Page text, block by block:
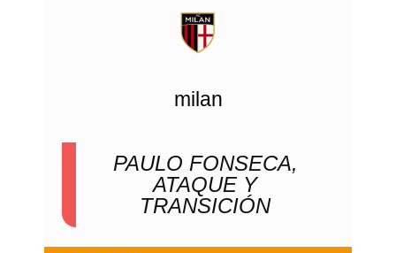
milan
PAULO FONSECA,
ATAQUE Y
TRANSICIÓN